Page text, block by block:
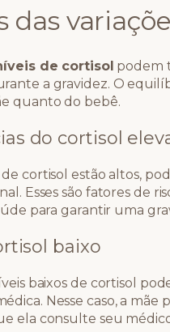
das
de cortisol podem
a gravidez. O
quanto do bebê.
do cortisol
cortisol estão altos,
Esses são fatores de
para garantir uma
baixo
baixos de cortisol
Nesse caso, a
ela consulte seu